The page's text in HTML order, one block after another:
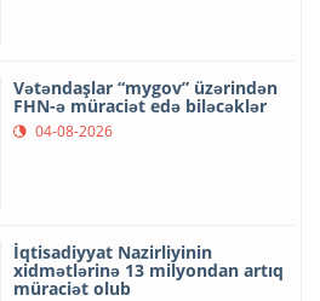
Vətəndaşlar “mygov” üzərindən
FHN-ə müraciət edə biləcəklər
04-08-2026
İqtisadiyyat Nazirliyinin
xidmətlərinə 13 milyondan artıq
müraciət olub